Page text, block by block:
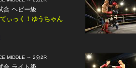
合 ヘビー級
ぃっく！ゆうちゃん
MIDDLE ～ 2分2R